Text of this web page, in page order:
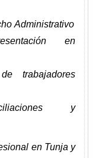
Administrativo
en
trabajadores
y
en Tunja y